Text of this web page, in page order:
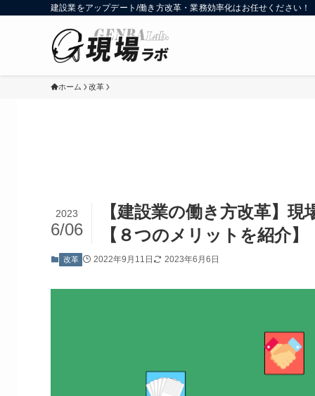
建設業をアップデート/働き方改革・業務効率化はお任せください！
ホーム 改革
【建設業の働き方改革】
【８つのメリットを紹介】
2023
6/06
改革 2022年9月11日 2023年6月6日